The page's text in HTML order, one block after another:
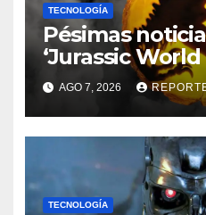
TECNOLOGÍA
Pésimas
‘Jurassic World
queda sin
AGO 7, 2026
TECNOLOGÍA